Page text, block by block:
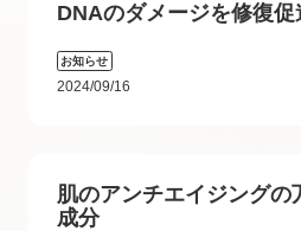
DNAのダメージを修復促
お知らせ
2024/09/16
肌のアンチエイジングの
成分